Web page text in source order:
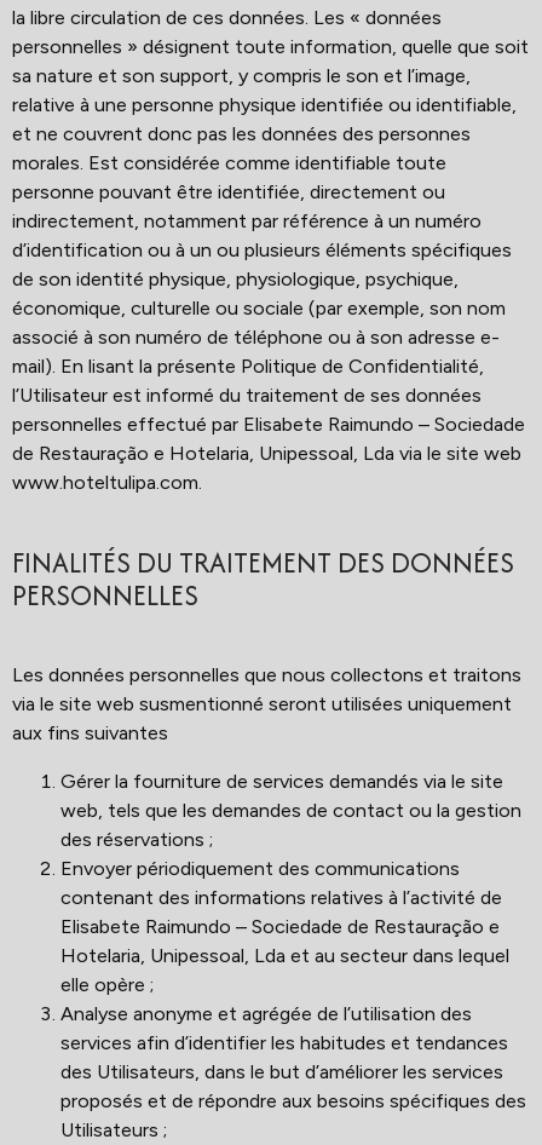
la libre circulation de ces données. Les « données
personnelles » désignent toute information, quelle que soit
sa nature et son support, y compris le son et l’image,
relative à une personne physique identifiée ou identifiable,
et ne couvrent donc pas les données des personnes
morales. Est considérée comme identifiable toute
personne pouvant être identifiée, directement ou
indirectement, notamment par référence à un numéro
d’identification ou à un ou plusieurs éléments spécifiques
de son identité physique, physiologique, psychique,
économique, culturelle ou sociale (par exemple, son nom
associé à son numéro de téléphone ou à son adresse e-
mail). En lisant la présente Politique de Confidentialité,
l’Utilisateur est informé du traitement de ses données
personnelles effectué par Elisabete Raimundo – Sociedade
de Restauração e Hotelaria, Unipessoal, Lda via le site web
www.hoteltulipa.com.
FINALITÉS DU TRAITEMENT DES DONNÉES
PERSONNELLES
Les données personnelles que nous collectons et traitons
via le site web susmentionné seront utilisées uniquement
aux fins suivantes
Gérer la fourniture de services demandés via le site
web, tels que les demandes de contact ou la gestion
des réservations ;
Envoyer périodiquement des communications
contenant des informations relatives à l’activité de
Elisabete Raimundo – Sociedade de Restauração e
Hotelaria, Unipessoal, Lda et au secteur dans lequel
elle opère ;
Analyse anonyme et agrégée de l’utilisation des
services afin d’identifier les habitudes et tendances
des Utilisateurs, dans le but d’améliorer les services
proposés et de répondre aux besoins spécifiques des
Utilisateurs ;